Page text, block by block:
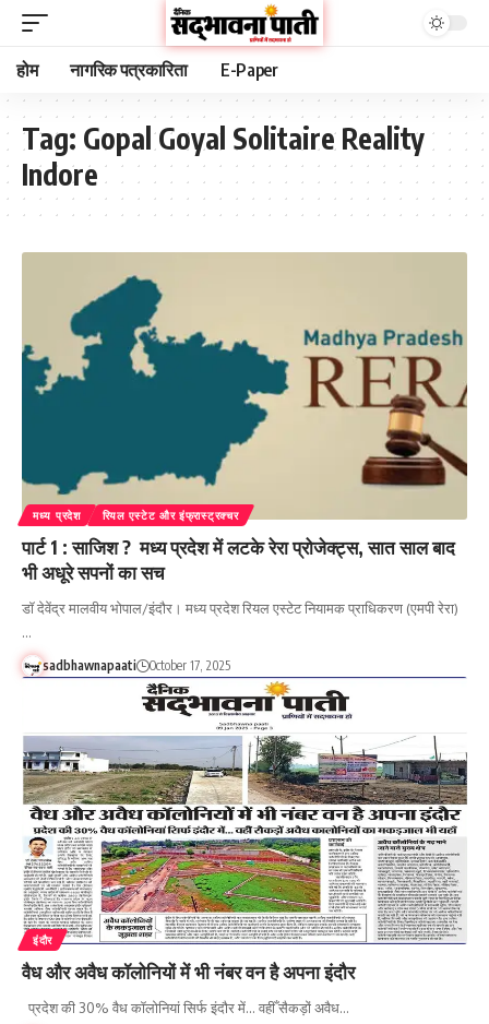
होम नागरिक पत्रकारिता E-Paper
Tag: Gopal Goyal Solitaire Reality
Indore
मध्य प्रदेश रियल एस्टेट और इंफ्रास्ट्रक्चर
पार्ट 1 : साजिश ? मध्य प्रदेश में लटके रेरा प्रोजेक्ट्स, सात साल बाद
भी अधूरे सपनों का सच
डॉ देवेंद्र मालवीय भोपाल/इंदौर। मध्य प्रदेश रियल एस्टेट नियामक प्राधिकरण (एमपी रेरा)
…
sadbhawnapaati October 17, 2025
इंदौर
वैध और अवैध कॉलोनियों में भी नंबर वन है अपना इंदौर
प्रदेश की 30% वैध कॉलोनियां सिर्फ इंदौर में... वहीँ सैकड़ों अवैध…